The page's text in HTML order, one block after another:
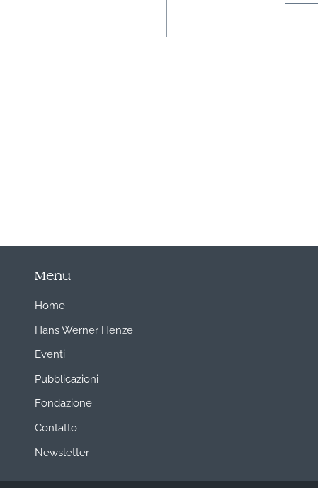
Menu
Home
Hans Werner Henze
Eventi
Pubblicazioni
Fondazione
Contatto
Newsletter